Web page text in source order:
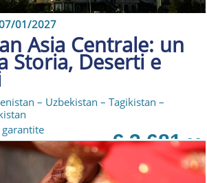
01/2027
Asia Centrale: un
Storia, Deserti e
– Uzbekistan – Tagikistan –
€ 3.681,00